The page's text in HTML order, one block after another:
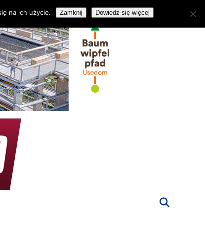
na ich użycie. Zamknij Dowiedz się więcej